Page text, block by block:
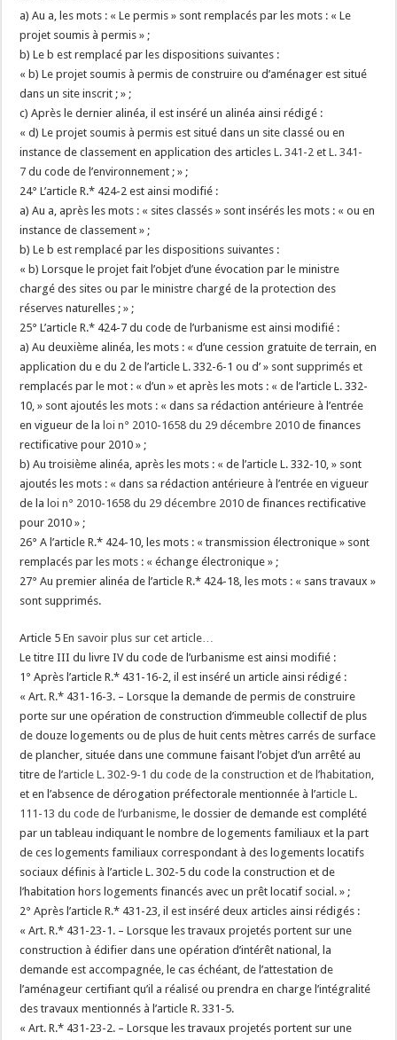
a) Au a, les mots : « Le permis » sont remplacés par les mots : « Le
projet soumis à permis » ;
b) Le b est remplacé par les dispositions suivantes :
« b) Le projet soumis à permis de construire ou d’aménager est situé
dans un site inscrit ; » ;
c) Après le dernier alinéa, il est inséré un alinéa ainsi rédigé :
« d) Le projet soumis à permis est situé dans un site classé ou en
instance de classement en application des articlesL. 341-2 etL. 341-
7 du code de l’environnement ; » ;
24° L’article R.* 424-2 est ainsi modifié :
a) Au a, après les mots : « sites classés » sont insérés les mots : « ou en
instance de classement » ;
b) Le b est remplacé par les dispositions suivantes :
« b) Lorsque le projet fait l’objet d’une évocation par le ministre
chargé des sites ou par le ministre chargé de la protection des
réserves naturelles ; » ;
25° L’article R.* 424-7 du code de l’urbanisme est ainsi modifié :
a) Au deuxième alinéa, les mots : « d’une cession gratuite de terrain, en
application du e du 2 de l’article L. 332-6-1 ou d’ » sont supprimés et
remplacés par le mot : « d’un » et après les mots : « de l’article L. 332-
10, » sont ajoutés les mots : « dans sa rédaction antérieure à l’entrée
en vigueur de la loi n° 2010-1658 du 29 décembre 2010 de finances
rectificative pour 2010 » ;
b) Au troisième alinéa, après les mots : « de l’article L. 332-10, » sont
ajoutés les mots : « dans sa rédaction antérieure à l’entrée en vigueur
de la loi n° 2010-1658 du 29 décembre 2010 de finances rectificative
pour 2010 » ;
26° A l’article R.* 424-10, les mots : « transmission électronique » sont
remplacés par les mots : « échange électronique » ;
27° Au premier alinéa de l’article R.* 424-18, les mots : « sans travaux »
sont supprimés.
Article 5En savoir plus sur cet article…
Le titre III du livre IV du code de l’urbanisme est ainsi modifié :
1° Après l’article R.* 431-16-2, il est inséré un article ainsi rédigé :
« Art. R.* 431-16-3. – Lorsque la demande de permis de construire
porte sur une opération de construction d’immeuble collectif de plus
de douze logements ou de plus de huit cents mètres carrés de surface
de plancher, située dans une commune faisant l’objet d’un arrêté au
titre de l’article L. 302-9-1 du code de la construction et de l’habitation,
et en l’absence de dérogation préfectorale mentionnée à l’article L.
111-13 du code de l’urbanisme, le dossier de demande est complété
par un tableau indiquant le nombre de logements familiaux et la part
de ces logements familiaux correspondant à des logements locatifs
sociaux définis à l’article L. 302-5 du code la construction et de
l’habitation hors logements financés avec un prêt locatif social. » ;
2° Après l’article R.* 431-23, il est inséré deux articles ainsi rédigés :
« Art. R.* 431-23-1. – Lorsque les travaux projetés portent sur une
construction à édifier dans une opération d’intérêt national, la
demande est accompagnée, le cas échéant, de l’attestation de
l’aménageur certifiant qu’il a réalisé ou prendra en charge l’intégralité
des travaux mentionnés à l’article R. 331-5.
« Art. R.* 431-23-2. – Lorsque les travaux projetés portent sur une